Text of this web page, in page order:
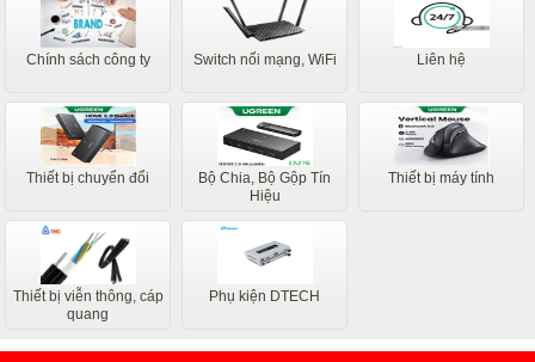
Chính sách công ty Switch nối mạng, WiFi Liên hệ
Thiết bị chuyển đổi
Bộ Chia, Bộ Gộp Tín
Hiệu
Thiết bị máy tính
Thiết bị viễn thông, cáp
quang
Phụ kiện DTECH